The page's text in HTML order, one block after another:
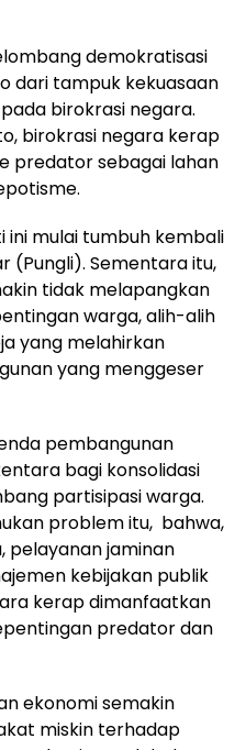
demokratisasi
dari tampuk kekuasaan
birokrasi negara.
birokrasi negara kerap
predator sebagai lahan
mulai tumbuh kembali
(Pungli). Sementara itu,
tidak melapangkan
warga, alih-alih
yang melahirkan
yang menggeser
pembangunan
bagi konsolidasi
partisipasi warga.
problem itu, bahwa,
pelayanan jaminan
kebijakan publik
kerap dimanfaatkan
predator dan
ekonomi semakin
miskin terhadap